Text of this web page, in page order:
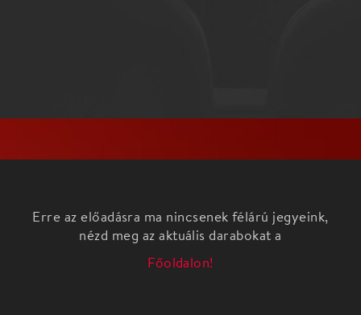
„Mozart: az élet maga” – fogalmazott találóan a